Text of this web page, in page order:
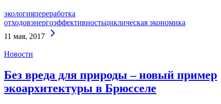
экологияпереработка
отходовэнергоэффективностьциклическая экономика
11 мая, 2017
Новости
Без вреда для природы – новый пример
экоархитектуры в Брюсселе